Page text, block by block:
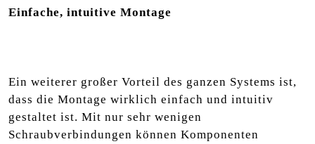
Einfache, intuitive Montage
Ein weiterer großer Vorteil des ganzen Systems ist,
dass die Montage wirklich einfach und intuitiv
gestaltet ist. Mit nur sehr wenigen
Schraubverbindungen können Komponenten